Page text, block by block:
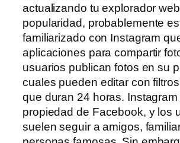
actualizando tu explorador
popularidad, probablemente
familiarizado con Instagram
aplicaciones para compartir
usuarios publican fotos en su
cuales pueden editar con
que duran 24 horas. Instagram
propiedad de Facebook, y los
suelen seguir a amigos,